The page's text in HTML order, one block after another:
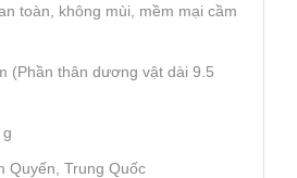
toàn, không mùi, mềm mại cầm
(Phần thân dương vật dài 9.5
Quyến, Trung Quốc